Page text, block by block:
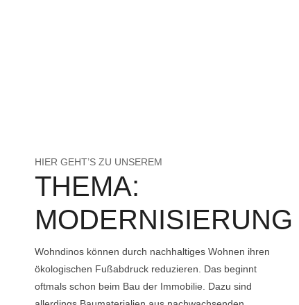
HIER GEHT’S ZU UNSEREM
THEMA:
MODERNISIERUNG
Wohndinos können durch nachhaltiges Wohnen ihren
ökologischen Fußabdruck reduzieren. Das beginnt
oftmals schon beim Bau der Immobilie. Dazu sind